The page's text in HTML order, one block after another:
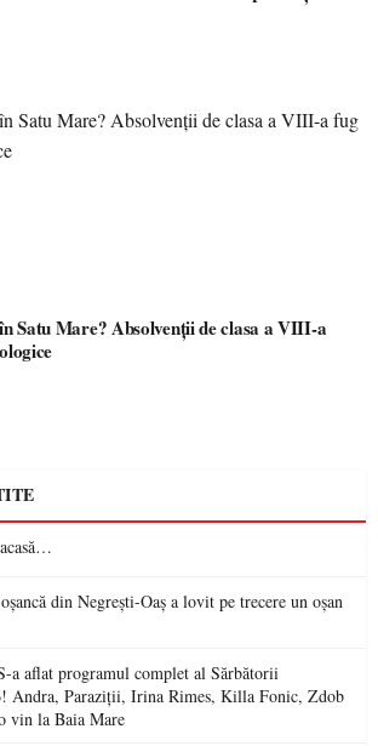
de clasa a VIII-a
din Negrești-Oaș a lovit pe trecere un oșan
a aflat programul complet al Sărbătorii
Andra, Paraziții, Irina Rimes, Killa Fonic, Zdob
vin la Baia Mare